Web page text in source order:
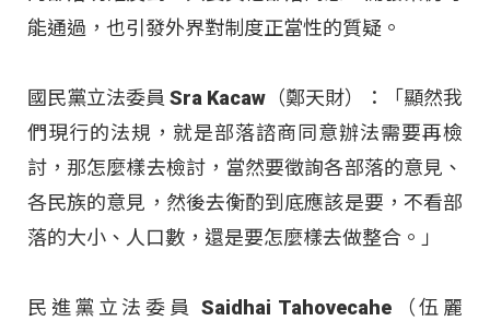
能通過，也引發外界對制度正當性的質疑。
國民黨立法委員 Sra Kacaw（鄭天財）：「顯然我
們現行的法規，就是部落諮商同意辦法需要再檢
討，那怎麼樣去檢討，當然要徵詢各部落的意見、
各民族的意見，然後去衡酌到底應該是要，不看部
落的大小、人口數，還是要怎麼樣去做整合。」
民進黨立法委員 Saidhai Tahovecahe（伍麗